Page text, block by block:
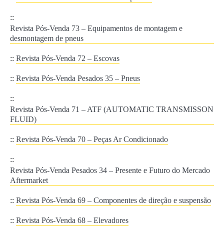
::
Revista Pós-Venda 73 – Equipamentos de montagem e
desmontagem de pneus
:: Revista Pós-Venda 72 – Escovas
:: Revista Pós-Venda Pesados 35 – Pneus
::
Revista Pós-Venda 71 – ATF (AUTOMATIC TRANSMISSON
FLUID)
:: Revista Pós-Venda 70 – Peças Ar Condicionado
::
Revista Pós-Venda Pesados 34 – Presente e Futuro do Mercado
Aftermarket
:: Revista Pós-Venda 69 – Componentes de direção e suspensão
:: Revista Pós-Venda 68 – Elevadores